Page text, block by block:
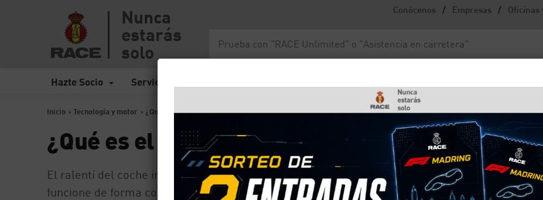
Conócenos / Empresas / Oficinas
Nunca
estarás
solo
Hazte Socio Servicios
Inicio > Tecnología y motor > ¿Qué es el ralentí de un coche?
¿Qué es el ralentí de un coche?
El ralentí del coche indica las revoluciones mínimas de trabajo que necesita un motor para
funcione de forma continua sin que llegue a pararse. Durante los primeros segundos del